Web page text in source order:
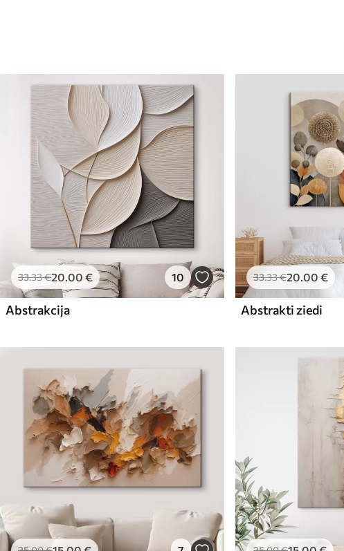
33.33€20.00 € 10
Abstrakcija
33.33€20.00 €
Abstrakti ziedi